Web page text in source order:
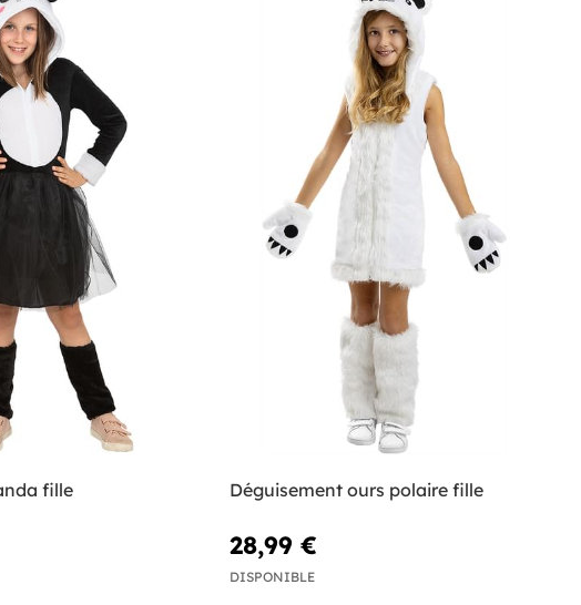
fille Déguisement ours polaire fille
28,99 €
DISPONIBLE